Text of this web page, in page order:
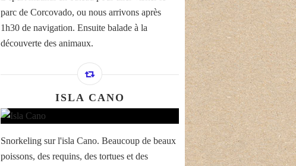
parc de Corcovado, ou nous arrivons après
1h30 de navigation. Ensuite balade à la
découverte des animaux.
ISLA CANO
Snorkeling sur l'isla Cano. Beaucoup de beaux
poissons, des requins, des tortues et des